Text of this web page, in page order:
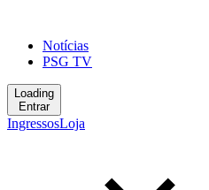
Notícias
PSG TV
Loading
Entrar
IngressosLoja